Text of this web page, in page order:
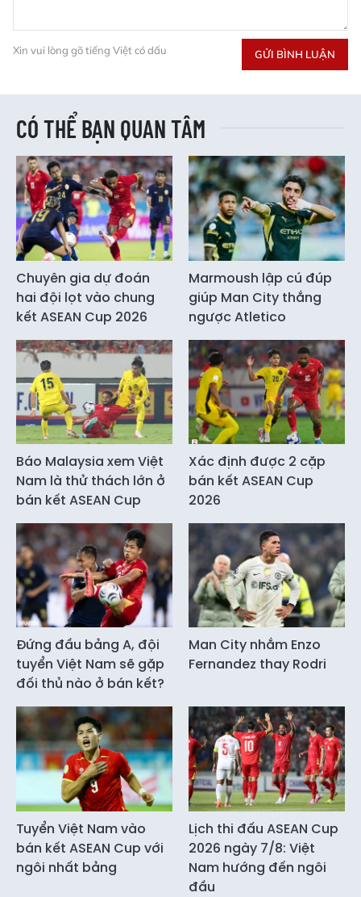
Xin vui lòng gõ tiếng Việt có dấu GỬI BÌNH LUẬN
CÓ THỂ BẠN QUAN TÂM
Chuyên gia dự đoán
hai đội lọt vào chung
kết ASEAN Cup 2026
Marmoush lập cú đúp
giúp Man City thắng
ngược Atletico
Báo Malaysia xem Việt
Nam là thử thách lớn ở
bán kết ASEAN Cup
Xác định được 2 cặp
bán kết ASEAN Cup
2026
Đứng đầu bảng A, đội
tuyển Việt Nam sẽ gặp
đối thủ nào ở bán kết?
Man City nhắm Enzo
Fernandez thay Rodri
Tuyển Việt Nam vào
bán kết ASEAN Cup với
ngôi nhất bảng
Lịch thi đấu ASEAN Cup
2026 ngày 7/8: Việt
Nam hướng đến ngôi
đầu